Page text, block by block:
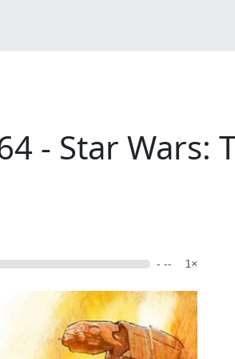
- Star
- -- 1×